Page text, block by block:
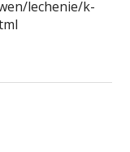
lechenie/k-